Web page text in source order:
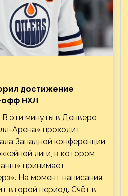
достижение
офф НХЛ
эти минуты в Денвере
Арена» проходит
Западной конференции
лиги, в котором
принимает
На момент написания
второй период. Счёт в